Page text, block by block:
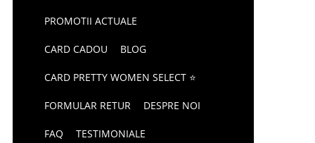
PROMOTII ACTUALE
CARD CADOU BLOG
CARD PRETTY WOMEN SELECT ⭐
FORMULAR RETUR DESPRE NOI
FAQ TESTIMONIALE